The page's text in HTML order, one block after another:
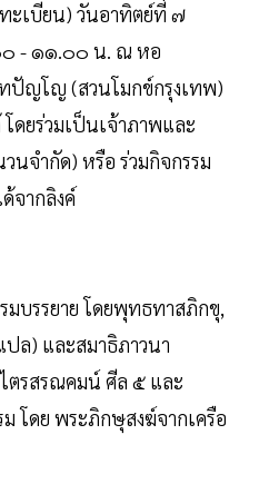
ะเบียน) วันอาทิตย์ที่ ๗
๐ - ๑๑.๐๐ น. ณ หอ
ปัญโญ (สวนโมกข์กรุงเทพ)
โดยร่วมเป็นเจ้าภาพและ
นจำกัด) หรือ ร่วมกิจกรรม
จากลิงค์
มบรรยาย โดยพุทธทาสภิกขุ,
ล) และสมาธิภาวนา
ตรสรณคมน์ ศีล ๕ และ
ม โดย พระภิกษุสงฆ์จากเครือ